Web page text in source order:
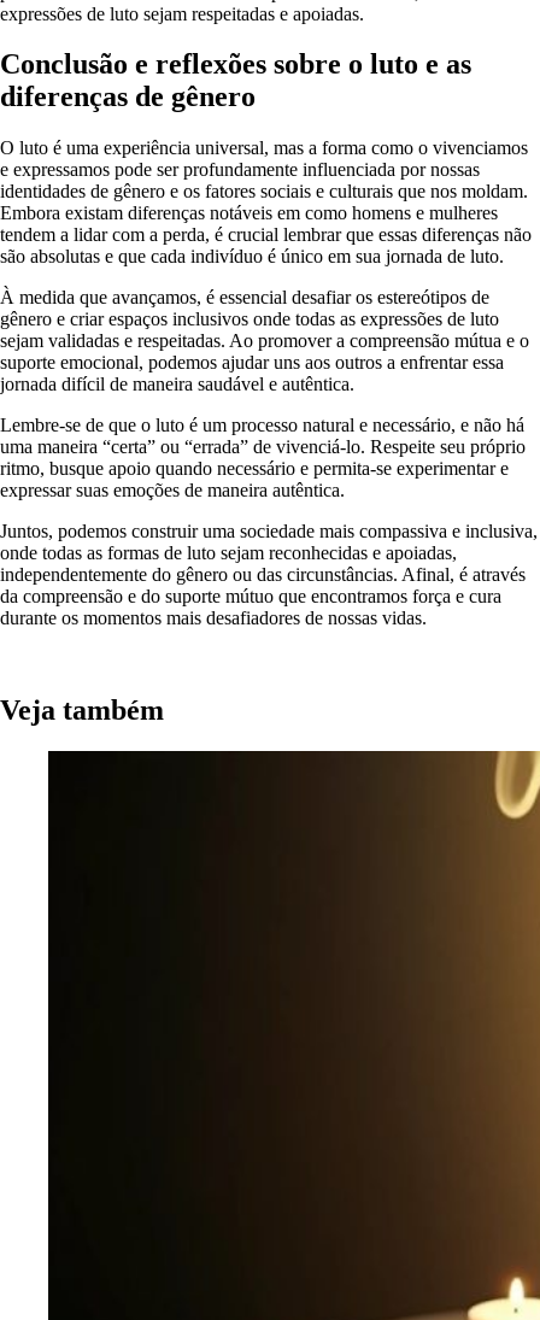
expressões de luto sejam respeitadas e apoiadas.
Conclusão e reflexões sobre o luto e as
diferenças de gênero
O luto é uma experiência universal, mas a forma como o vivenciamos
e expressamos pode ser profundamente influenciada por nossas
identidades de gênero e os fatores sociais e culturais que nos moldam.
Embora existam diferenças notáveis em como homens e mulheres
tendem a lidar com a perda, é crucial lembrar que essas diferenças não
são absolutas e que cada indivíduo é único em sua jornada de luto.
À medida que avançamos, é essencial desafiar os estereótipos de
gênero e criar espaços inclusivos onde todas as expressões de luto
sejam validadas e respeitadas. Ao promover a compreensão mútua e o
suporte emocional, podemos ajudar uns aos outros a enfrentar essa
jornada difícil de maneira saudável e autêntica.
Lembre-se de que o luto é um processo natural e necessário, e não há
uma maneira “certa” ou “errada” de vivenciá-lo. Respeite seu próprio
ritmo, busque apoio quando necessário e permita-se experimentar e
expressar suas emoções de maneira autêntica.
Juntos, podemos construir uma sociedade mais compassiva e inclusiva,
onde todas as formas de luto sejam reconhecidas e apoiadas,
independentemente do gênero ou das circunstâncias. Afinal, é através
da compreensão e do suporte mútuo que encontramos força e cura
durante os momentos mais desafiadores de nossas vidas.
Veja também